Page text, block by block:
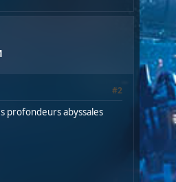
#2
profondeurs abyssales